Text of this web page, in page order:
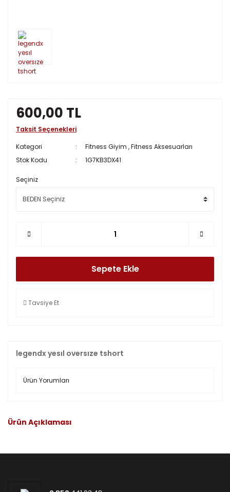
legendx yesıl oversıze tshort
Ürün Yorumları
600,00 TL
Taksit Seçenekleri
Kategori
Fitness Giyim ,Fitness Aksesuarları
Stok Kodu
1G7KB3DX41
Seçiniz
Sepete Ekle
Tavsiye Et
Ürün Açıklaması